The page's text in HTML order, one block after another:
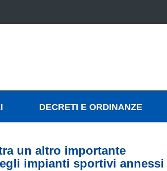
DECRETI E ORDINANZE
un altro importante
impianti sportivi annessi